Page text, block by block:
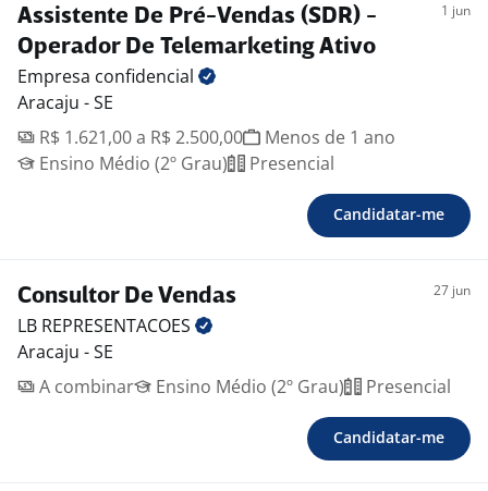
Assistente De Pré-Vendas (SDR) -
Operador De Telemarketing Ativo
1 jun
Empresa confidencial
Aracaju - SE
R$ 1.621,00 a R$ 2.500,00
Menos de 1 ano
Ensino Médio (2º Grau)
Presencial
Candidatar-me
Consultor De Vendas 27 jun
LB REPRESENTACOES
Aracaju - SE
A combinar
Ensino Médio (2º Grau) Presencial
Candidatar-me